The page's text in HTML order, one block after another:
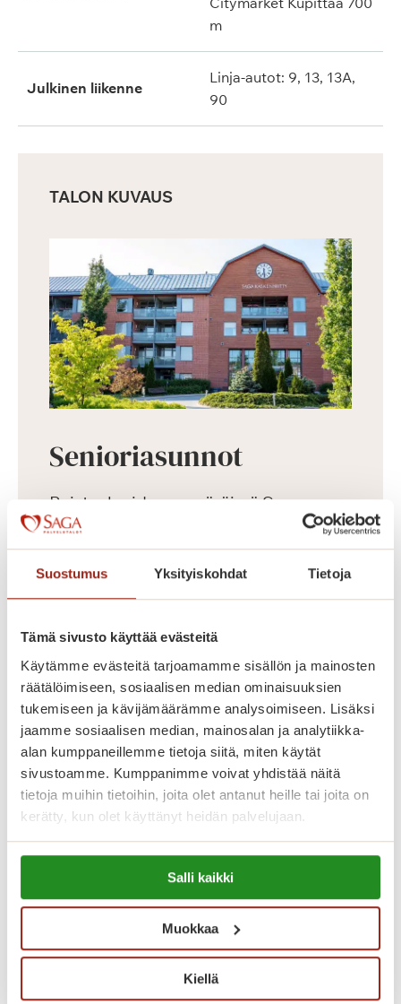
Suostumus Yksityiskohdat Tietoja
Tämä sivusto käyttää evästeitä
Käytämme evästeitä tarjoamamme sisällön ja mainosten
räätälöimiseen, sosiaalisen median ominaisuuksien
tukemiseen ja kävijämäärämme analysoimiseen. Lisäksi
jaamme sosiaalisen median, mainosalan ja analytiikka-
alan kumppaneillemme tietoja siitä, miten käytät
sivustoamme. Kumppanimme voivat yhdistää näitä
tietoja muihin tietoihin, joita olet antanut heille tai joita on
kerätty, kun olet käyttänyt heidän palvelujaan.
Lue lisää evästeistä:
https://sagacare.fi/evasteet/
Salli kaikki
Muokkaa
Kiellä
m
Julkinen liikenne
Linja-autot: 9, 13, 13A,
90
TALON KUVAUS
Senioriasunnot
Puistoalueiden ympäröimä Saga
Kaskenniitty on rakennettu avarasti.
Kodinomaisessa ja aktiivisessa
palvelutalossa on 207 parvekkeellista
omassa kodissasi, jonka voit sisustaa
mieleiseksesi. Kaikissa
senioriasunnoissa on ilmava
pohjaratkaisu, nykyaikainen keittiö,
esteetön kylpyhuone ja turvapuhelin.
Viihtyisissä yhteistiloissa ovat upeat
talvipuutarhat, ravintoloita, kirjasto,
saunaosasto sisä- ja ulkoaltaineen.
Saga-palvelutalon asunnoissa asut
turvallisesti ja saat apua aina, kun sitä
tarvitset.
Saga Kaskenniitty tarjoaa viihtyisää ja
laadukasta vuokra-asumista aktiivisille